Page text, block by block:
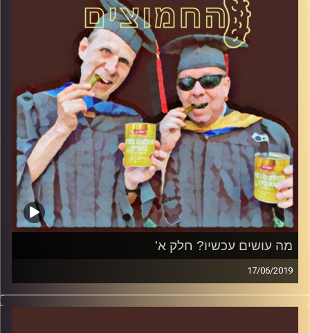
קרדיט תמונות:AudioVersity
מה עושים עכשיו? חלק א'
17/06/2019
פרופסור בועז בן-דוד ופרופסור גלעד הירשברגר